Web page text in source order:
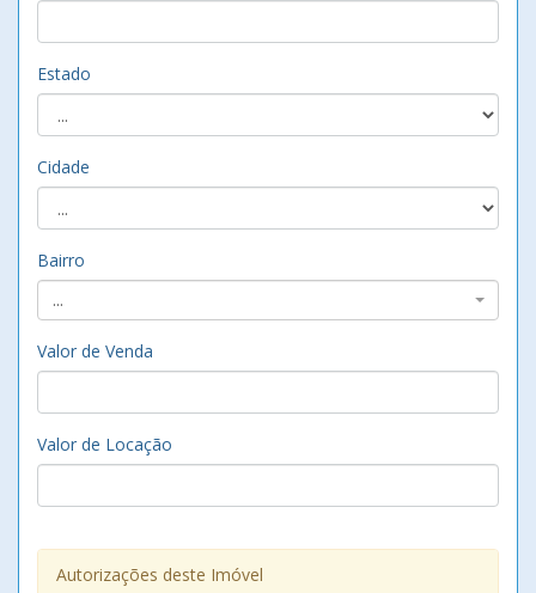
Estado
Cidade
Bairro
...
Valor de Venda
Valor de Locação
Autorizações deste Imóvel